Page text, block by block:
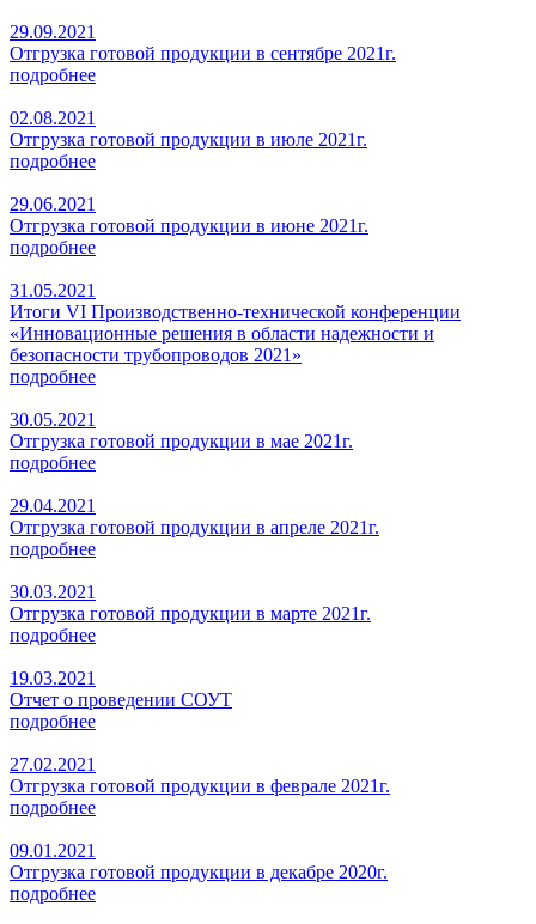
29.09.2021
Отгрузка готовой продукции в сентябре 2021г.
подробнее
02.08.2021
Отгрузка готовой продукции в июле 2021г.
подробнее
29.06.2021
Отгрузка готовой продукции в июне 2021г.
подробнее
31.05.2021
Итоги VI Производственно-технической конференции
«Инновационные решения в области надежности и
безопасности трубопроводов 2021»
подробнее
30.05.2021
Отгрузка готовой продукции в мае 2021г.
подробнее
29.04.2021
Отгрузка готовой продукции в апреле 2021г.
подробнее
30.03.2021
Отгрузка готовой продукции в марте 2021г.
подробнее
19.03.2021
Отчет о проведении СОУТ
подробнее
27.02.2021
Отгрузка готовой продукции в феврале 2021г.
подробнее
09.01.2021
Отгрузка готовой продукции в декабре 2020г.
подробнее